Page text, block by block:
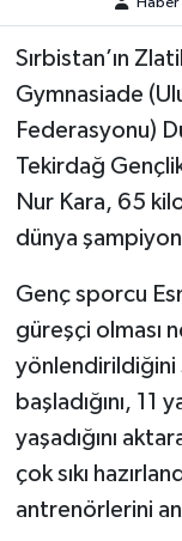
Sırbistan’ın
Gymnasiade
Federasyonu)
Tekirdağ
Nur Kara, 65
dünya
Genç sporcu
güreşçi olması
yönlendirildiğini
başladığını, 11
yaşadığını
çok sıkı
antrenörlerini
TEKNOLOJİ
KÜLTÜR